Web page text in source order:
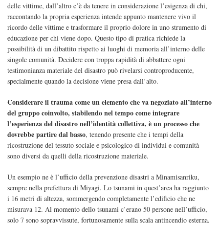
delle vittime, dall’altro c’è da tenere in considerazione l’esigenza di chi,
raccontando la propria esperienza intende appunto mantenere vivo il
ricordo delle vittime e trasformare il proprio dolore in uno strumento di
educazione per chi viene dopo. Questo tipo di pratica richiede la
possibilità di un dibattito rispetto ai luoghi di memoria all’interno delle
singole comunità. Decidere con troppa rapidità di abbattere ogni
testimonianza materiale del disastro può rivelarsi controproducente,
specialmente quando la decisione viene presa dall’alto.
Considerare il trauma come un elemento che va negoziato all’interno
del gruppo coinvolto, stabilendo nel tempo come integrare
l’esperienza del disastro nell’identità collettiva, è un processo che
dovrebbe partire dal basso, tenendo presente che i tempi della
ricostruzione del tessuto sociale e psicologico di individui e comunità
sono diversi da quelli della ricostruzione materiale.
Un esempio ne è l’ufficio della prevenzione disastri a Minamisanriku,
sempre nella prefettura di Miyagi. Lo tsunami in quest’area ha raggiunto
i 16 metri di altezza, sommergendo completamente l’edificio che ne
misurava 12. Al momento dello tsunami c’erano 50 persone nell’ufficio,
solo 7 sono sopravvissute, fortunosamente sulla scala antincendio esterna.